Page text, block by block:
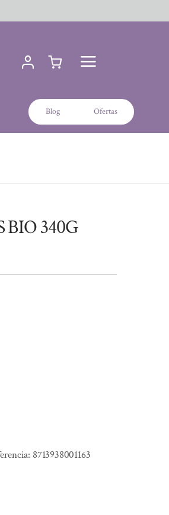
Blog Ofertas
BIO 340G
8713938001163